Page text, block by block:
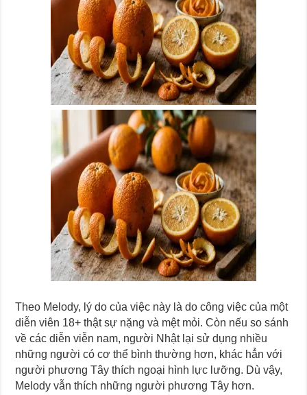
Theo Melody, lý do của việc này là do công việc của một
diễn viên 18+ thật sự nặng và mệt mỏi. Còn nếu so sánh
về các diễn viễn nam, người Nhật lại sử dụng nhiều
những người có cơ thể bình thường hơn, khác hẳn với
người phương Tây thích ngoại hình lực lưỡng. Dù vậy,
Melody vẫn thích những người phương Tây hơn.